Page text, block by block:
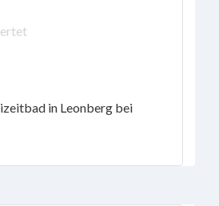
in Leonberg bei